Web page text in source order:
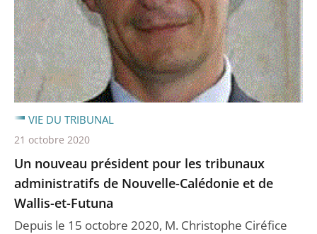
Un nouveau président pour les tribunaux
administratifs de Nouvelle-Calédonie et de
Wallis-et-Futuna
Depuis le 15 octobre 2020, M. Christophe Ciréfice
VIE DU TRIBUNAL
21 octobre 2020